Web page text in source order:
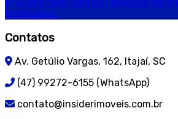
imobiliários.
Contatos
Av. Getúlio Vargas, 162, Itajaí, SC
(47) 99272-6155 (WhatsApp)
contato@insiderimoveis.com.br